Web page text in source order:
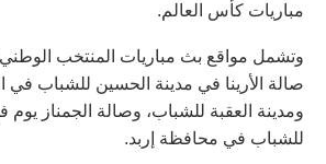
مباريات كأس العالم.
وتشمل مواقع بث مباريات المنتخب الوطني
صالة الأرينا في مدينة الحسين للشباب في
ومدينة العقبة للشباب، وصالة الجمناز
للشباب في محافظة إربد.